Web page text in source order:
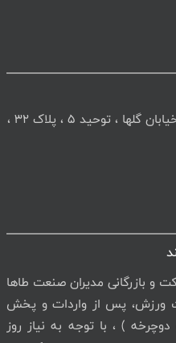
تهران ، شهرک غرب ، بلوار دریا ، خیابان گلها ، توحید 5 ، پلاک 32 ،
و بازرگانی مدیران صنعت طاها
ورزش، پس از واردات و پخش
) ، با توجه به نیاز روز